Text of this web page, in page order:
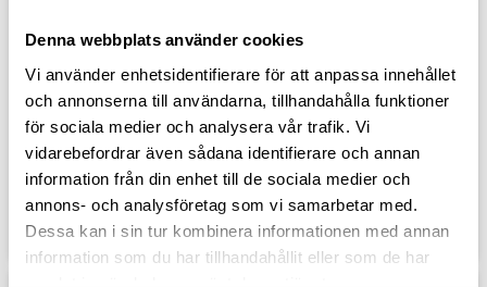
Denna webbplats använder cookies
Vi använder enhetsidentifierare för att anpassa innehållet
och annonserna till användarna, tillhandahålla funktioner
för sociala medier och analysera vår trafik. Vi
vidarebefordrar även sådana identifierare och annan
information från din enhet till de sociala medier och
annons- och analysföretag som vi samarbetar med.
Dessa kan i sin tur kombinera informationen med annan
information som du har tillhandahållit eller som de har
samlat in när du har använt deras tjänster.
valpmatta - lila med
stjärnor och tassar -
120x150 cm
Vattentätt kisskydd
589kr
Lägg till i favoriter
valpmatta - lila med
stjärnor och tassar -
150x180 cm
Vattentätt kisskydd
799kr
Lägg